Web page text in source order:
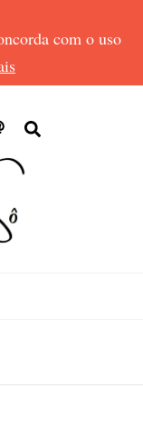
com o uso